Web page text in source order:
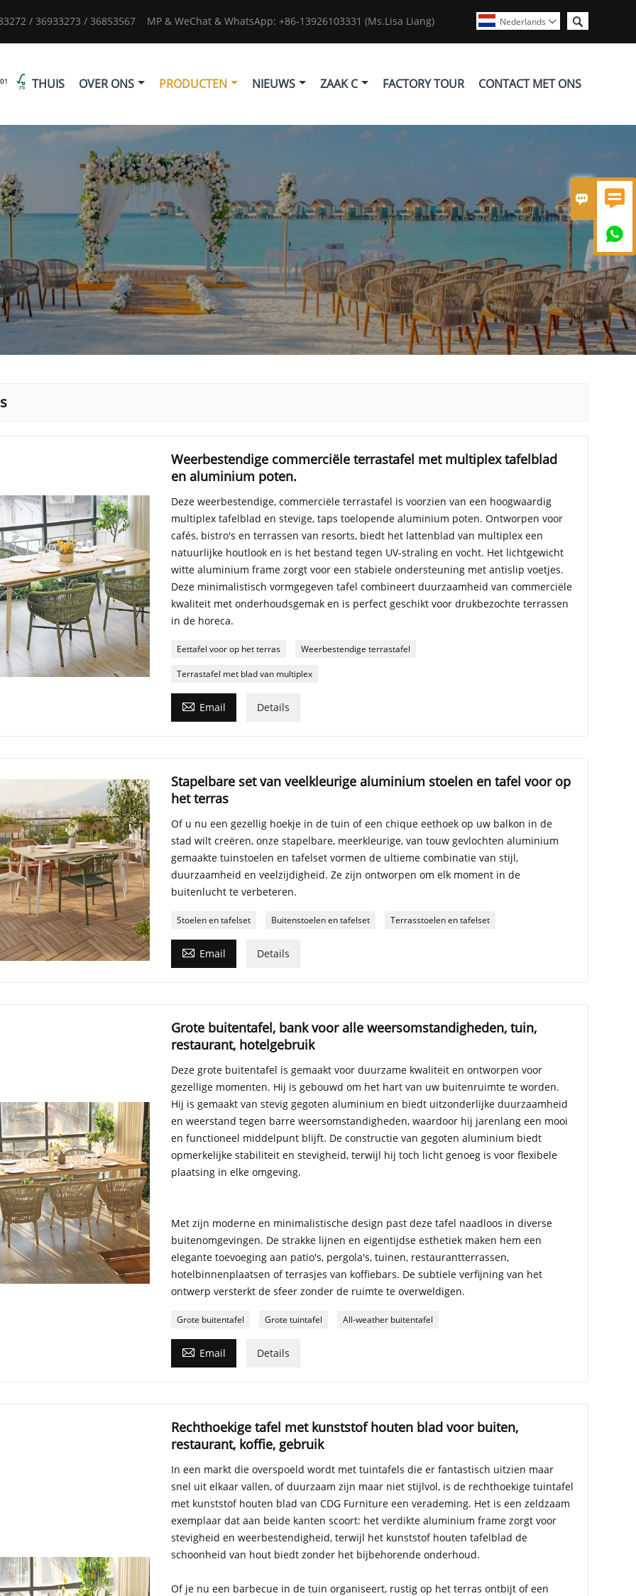
 

/ 36933273 / 36853567 MP & WeChat & WhatsApp: +86-13926103331 (Ms.Lisa Liang) 
Nederlands 
THUIS OVER ONS PRODUCTEN NIEUWS ZAAK C FACTORY TOUR CONTACT MET ONS
Weerbestendige commerciële terrastafel met multiplex tafelblad
en aluminium poten.
Deze weerbestendige, commerciële terrastafel is voorzien van een hoogwaardig
multiplex tafelblad en stevige, taps toelopende aluminium poten. Ontworpen voor
cafés, bistro's en terrassen van resorts, biedt het lattenblad van multiplex een
natuurlijke houtlook en is het bestand tegen UV-straling en vocht. Het lichtgewicht
witte aluminium frame zorgt voor een stabiele ondersteuning met antislip voetjes.
Deze minimalistisch vormgegeven tafel combineert duurzaamheid van commerciële
kwaliteit met onderhoudsgemak en is perfect geschikt voor drukbezochte terrassen
in de horeca.
Eettafel voor op het terras Weerbestendige terrastafel
Terrastafel met blad van multiplex
 Email Details
Stapelbare set van veelkleurige aluminium stoelen en tafel voor op
het terras
Of u nu een gezellig hoekje in de tuin of een chique eethoek op uw balkon in de
stad wilt creëren, onze stapelbare, meerkleurige, van touw gevlochten aluminium
gemaakte tuinstoelen en tafelset vormen de ultieme combinatie van stijl,
duurzaamheid en veelzijdigheid. Ze zijn ontworpen om elk moment in de
buitenlucht te verbeteren.
Stoelen en tafelset Buitenstoelen en tafelset Terrasstoelen en tafelset
 Email Details
Grote buitentafel, bank voor alle weersomstandigheden, tuin,
restaurant, hotelgebruik
Deze grote buitentafel is gemaakt voor duurzame kwaliteit en ontworpen voor
gezellige momenten. Hij is gebouwd om het hart van uw buitenruimte te worden.
Hij is gemaakt van stevig gegoten aluminium en biedt uitzonderlijke duurzaamheid
en weerstand tegen barre weersomstandigheden, waardoor hij jarenlang een mooi
en functioneel middelpunt blijft. De constructie van gegoten aluminium biedt
opmerkelijke stabiliteit en stevigheid, terwijl hij toch licht genoeg is voor flexibele
plaatsing in elke omgeving.
Met zijn moderne en minimalistische design past deze tafel naadloos in diverse
buitenomgevingen. De strakke lijnen en eigentijdse esthetiek maken hem een ​​
elegante toevoeging aan patio's, pergola's, tuinen, restaurantterrassen,
hotelbinnenplaatsen of terrasjes van koffiebars. De subtiele verfijning van het
ontwerp versterkt de sfeer zonder de ruimte te overweldigen.
Grote buitentafel Grote tuintafel All-weather buitentafel
 Email Details
Rechthoekige tafel met kunststof houten blad voor buiten,
restaurant, koffie, gebruik
In een markt die overspoeld wordt met tuintafels die er fantastisch uitzien maar
snel uit elkaar vallen, of duurzaam zijn maar niet stijlvol, is de rechthoekige tuintafel
met kunststof houten blad van CDG Furniture een verademing. Het is een zeldzaam
exemplaar dat aan beide kanten scoort: het verdikte aluminium frame zorgt voor
stevigheid en weerbestendigheid, terwijl het kunststof houten tafelblad de
schoonheid van hout biedt zonder het bijbehorende onderhoud.
Of je nu een barbecue in de tuin organiseert, rustig op het terras ontbijt of een